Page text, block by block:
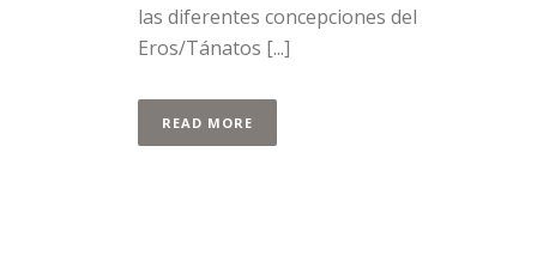
las diferentes concepciones del
Eros/Tánatos [...]
READ MORE